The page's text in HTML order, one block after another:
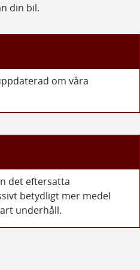
din bil.
om våra
det eftersatta
betydligt mer medel
underhåll.